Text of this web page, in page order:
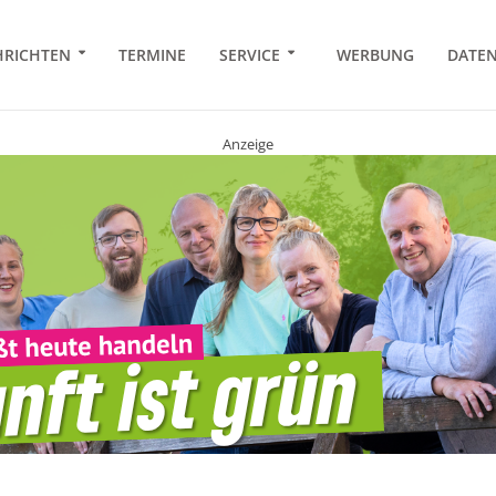
TERMINE SERVICE WERBUNG
Anzeige